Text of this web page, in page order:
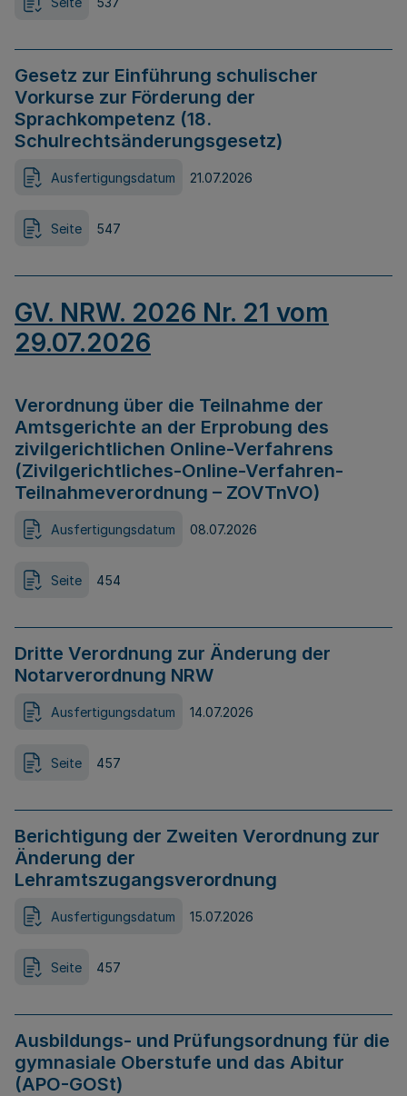
Gesetz zur Einführung schulischer
Vorkurse zur Förderung der
Sprachkompetenz (18.
Schulrechtsänderungsgesetz)
Ausfertigungsdatum 21.07.2026
Seite 547
GV. NRW. 2026 Nr. 21 vom
29.07.2026
Verordnung über die Teilnahme der
Amtsgerichte an der Erprobung des
zivilgerichtlichen Online-Verfahrens
(Zivilgerichtliches-Online-Verfahren-
Teilnahmeverordnung – ZOVTnVO)
Ausfertigungsdatum 08.07.2026
Seite 454
Dritte Verordnung zur Änderung der
Notarverordnung NRW
Ausfertigungsdatum 14.07.2026
Seite 457
Berichtigung der Zweiten Verordnung zur
Änderung der
Lehramtszugangsverordnung
Ausfertigungsdatum 15.07.2026
Seite 457
Ausbildungs- und Prüfungsordnung für die
gymnasiale Oberstufe und das Abitur
(APO-GOSt)